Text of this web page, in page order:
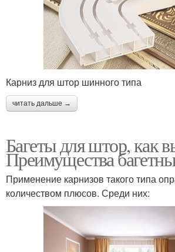
Карниз для штор шинного типа
читать дальше →
Багеты для штор, как
Преимущества
Применение карнизов такого типа
количеством плюсов. Среди них: